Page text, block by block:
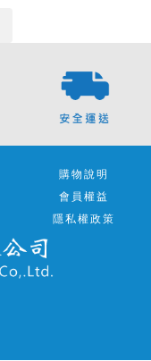
購物說明
會員權益
隱私權政策